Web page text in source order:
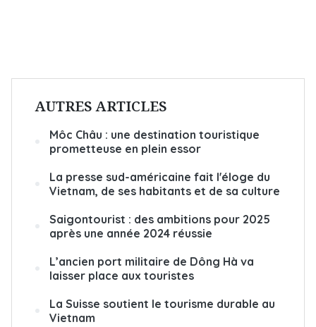
AUTRES ARTICLES
Môc Châu : une destination touristique
prometteuse en plein essor
La presse sud-américaine fait l'éloge du
Vietnam, de ses habitants et de sa culture
Saigontourist : des ambitions pour 2025
après une année 2024 réussie
L’ancien port militaire de Dông Hà va
laisser place aux touristes
La Suisse soutient le tourisme durable au
Vietnam